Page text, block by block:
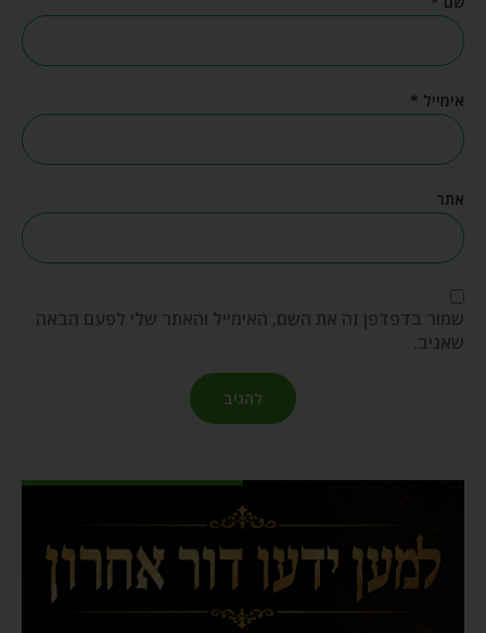
אימייל*
אתר
שמור בדפדפן זה את השם, האימייל והאתר שלי לפעם הבאה
שאגיב.